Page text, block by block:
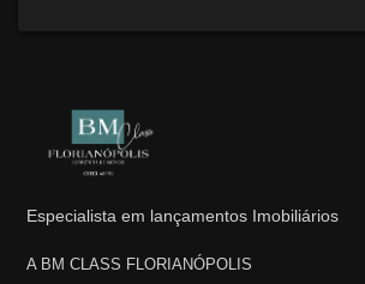
Especialista em lançamentos Imobiliários
A BM CLASS FLORIANÓPOLIS